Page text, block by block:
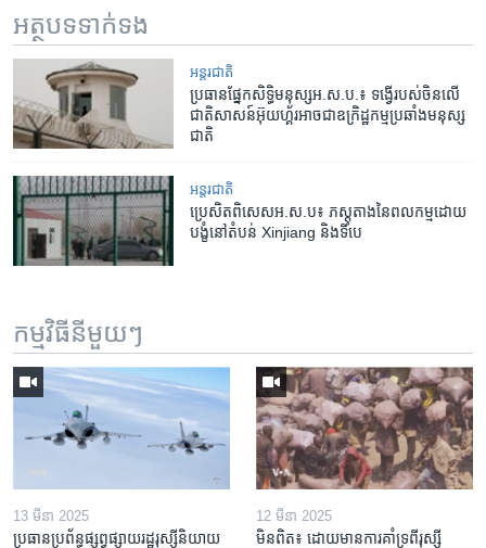
អត្ថបទ​ទាក់ទង
អន្តរជាតិ
ប្រធាន​ផ្នែក​សិទ្ធិ​មនុស្ស​អ.ស.ប.៖ ទង្វើ​របស់​ចិន​លើ​
ជាតិ​សាសន៍​អ៊ុយហ្គ័រ​អាច​ជា​ឧក្រិដ្ឋកម្ម​ប្រឆាំង​មនុស្ស​
ជាតិ
អន្តរជាតិ
ប្រេសិត​ពិសេស​អ.ស.ប៖ ភស្តុតាង​នៃ​ពលកម្ម​ដោយ​
បង្ខំ​នៅ​តំបន់ Xinjiang និង​ទីបេ
កម្មវិធី​នីមួយៗ
13 មីនា 2025
ប្រធាន​ប្រព័ន្ធ​ផ្សព្វផ្សាយ​រដ្ឋ​រុស្ស៊ី​និយាយ​
12 មីនា 2025
មិនពិត៖ ដោយ​មាន​ការគាំទ្រ​ពី​រុស្ស៊ី